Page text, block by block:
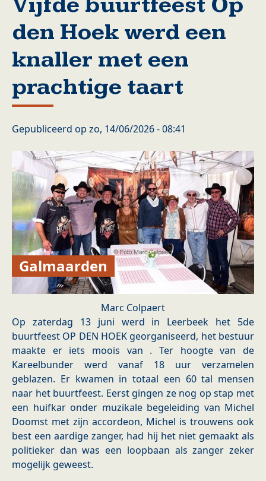
den Hoek werd een
knaller met een
prachtige taart
Gepubliceerd op zo, 14/06/2026 - 08:41
Galmaarden
Marc Colpaert
Op zaterdag 13 juni werd in Leerbeek het 5de
buurtfeest OP DEN HOEK georganiseerd, het bestuur
maakte er iets moois van . Ter hoogte van de
Kareelbunder werd vanaf 18 uur verzamelen
geblazen. Er kwamen in totaal een 60 tal mensen
naar het buurtfeest. Eerst gingen ze nog op stap met
een huifkar onder muzikale begeleiding van Michel
Doomst met zijn accordeon, Michel is trouwens ook
best een aardige zanger, had hij het niet gemaakt als
politieker dan was een loopbaan als zanger zeker
mogelijk geweest.